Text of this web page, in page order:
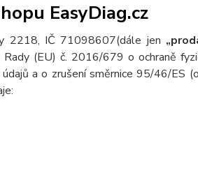
EasyDiag.cz
2218, IČ 71098607(dále jen
(EU) č. 2016/679 o ochraně
a o zrušení směrnice 95/46/ES